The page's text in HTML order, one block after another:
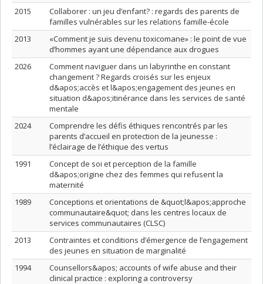
2015
Collaborer : un jeu d’enfant? : regards des parents de
familles vulnérables sur les relations famille-école
2013
«Comment je suis devenu toxicomane» : le point de vue
d’hommes ayant une dépendance aux drogues
2026
Comment naviguer dans un labyrinthe en constant
changement ? Regards croisés sur les enjeux
d&apos;accès et l&apos;engagement des jeunes en
situation d&apos;itinérance dans les services de santé
mentale
2024
Comprendre les défis éthiques rencontrés par les
parents d’accueil en protection de la jeunesse :
l’éclairage de l’éthique des vertus
1991
Concept de soi et perception de la famille
d&apos;origine chez des femmes qui refusent la
maternité
1989
Conceptions et orientations de &quot;l&apos;approche
communautaire&quot; dans les centres locaux de
services communautaires (CLSC)
2013
Contraintes et conditions d’émergence de l’engagement
des jeunes en situation de marginalité
1994
Counsellors&apos; accounts of wife abuse and their
clinical practice : exploring a controversy